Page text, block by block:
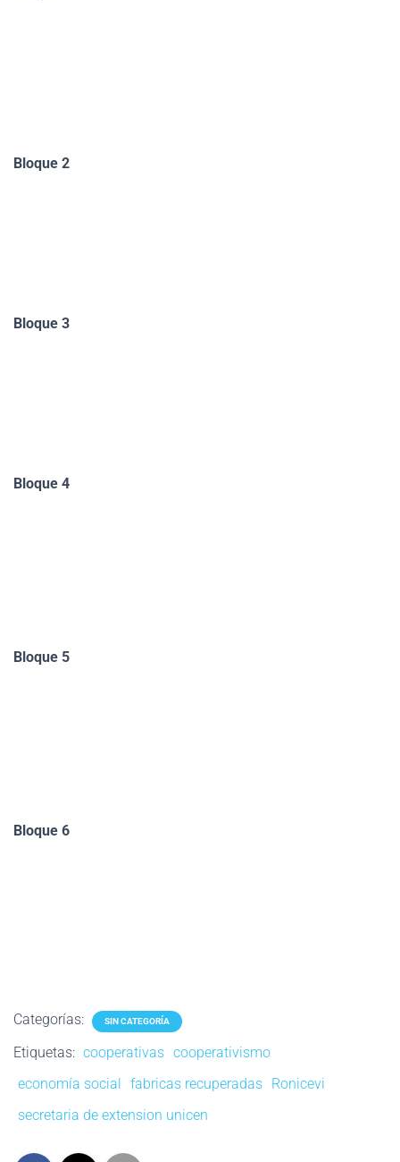
Bloque 2
Bloque 3
Bloque 4
Bloque 5
Bloque 6
Categorías: SIN CATEGORÍA
Etiquetas: cooperativas cooperativismo
economía social fabricas recuperadas Ronicevi
secretaria de extension unicen